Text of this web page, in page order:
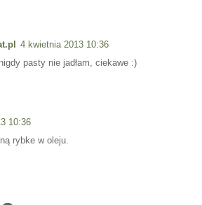
4 kwietnia 2013 10:36
pasty nie jadłam, ciekawe :)
10:36
rybke w oleju.